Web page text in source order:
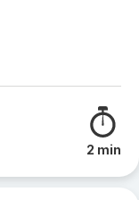
2 min